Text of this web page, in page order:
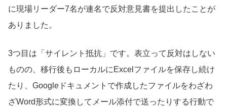
に現場リーダー7名が連名で反対意見書を提出したことが
ありました。
3つ目は「サイレント抵抗」です。表立って反対はしない
ものの、移行後もローカルにExcelファイルを保存し続け
たり、Googleドキュメントで作成したファイルをわざわ
ざWord形式に変換してメール添付で送ったりする行動で